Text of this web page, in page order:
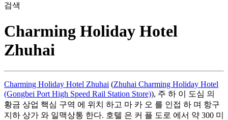
검색
Charming Holiday Hotel
Zhuhai
Charming Holiday Hotel Zhuhai (Zhuhai Charming Holiday Hotel
(Gongbei Port High Speed Rail Station Store)), 주 하 이 도심 의
황금 상업 핵심 구역 에 위치 하고 마 카 오 를 인접 하 며 항구
지하 상가 와 일맥상통 한다. 호텔 은 커 플 도로 에서 약 300 미